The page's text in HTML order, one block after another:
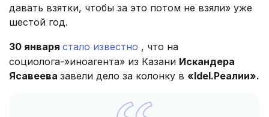
давать взятки, чтобы за это потом не взяли» уже
шестой год.
30 января стало известно , что на
социолога-»иноагента» из Казани Искандера
Ясавеева завели дело за колонку в «Idel.Реалии».